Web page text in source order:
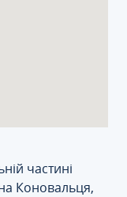
частині
Коновальця,